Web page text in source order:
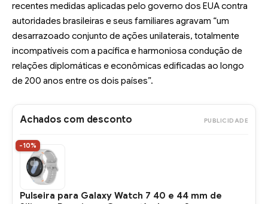
recentes medidas aplicadas pelo governo dos EUA contra
autoridades brasileiras e seus familiares agravam “um
desarrazoado conjunto de ações unilaterais, totalmente
incompatíveis com a pacífica e harmoniosa condução de
relações diplomáticas e econômicas edificadas ao longo
de 200 anos entre os dois países”.
Achados com desconto PUBLICIDADE
-10%
Pulseira para Galaxy Watch 7 40 e 44 mm de